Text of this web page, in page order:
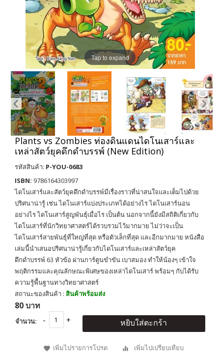
Tap to expand
Plants vs Zombies ท่องดินแดนไดโนเสาร์และ
เหล่าสัตว์ยุคดึกดำบรรพ์ (New Edition)
รหัสสินค้า: P-YOU-0683
ISBN: 9786164303997
ไดโนเสาร์และสัตว์ยุคดึกดำบรรพ์มีเรื่องราวที่น่าสนใจและเต็มไปด้วย
ปริศนาน่ารู้ เช่น ไดโนเสาร์แบ่งประเภทได้อย่างไร ไดโนเสาร์นอน
อย่างไร ไดโนเสาร์สูญพันธุ์เมื่อไร เป็นต้น นอกจากนี้ยังมีสถิติเกี่ยวกับ
ไดโนเสาร์ที่นักวิทยาศาสตร์ได้รวบรวมไว้มากมาย ไม่ว่าจะเป็น
ไดโนเสาร์สายพันธุ์ที่ใหญ่ที่สุด หรือตัวเล็กที่สุด และอีกมากมาย หนังสือ
เล่มนี้นำเสนอปริศนาน่ารู้เกี่ยวกับไดโนเสาร์และเหล่าสัตว์ยุค
ดึกดำบรรพ์ 63 หัวข้อ ผ่านการ์ตูนขำขัน เบาสมอง ทำให้น้องๆ เข้าใจ
พฤติกรรมและคุณลักษณะพิเศษของเหล่าไดโนเสาร์ พร้อมๆ กับได้รับ
ความรู้พื้นฐานทางวิทยาศาสตร์
สถานะของสินค้า : สินค้าพร้อมส่ง
80 บาท
จำนวน: หยิบใส่ตะกร้า
เพิ่มไปรายการโปรด เพิ่มไปเปรียบเทียบ